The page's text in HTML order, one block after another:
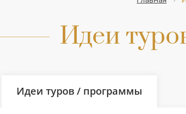
Идеи
Идеи туров / программы